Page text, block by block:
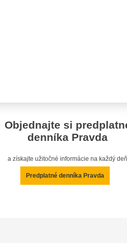
Objednajte si
denníka Pravda
a získajte užitočné informácie na každý deň
Predplatné denníka Pravda